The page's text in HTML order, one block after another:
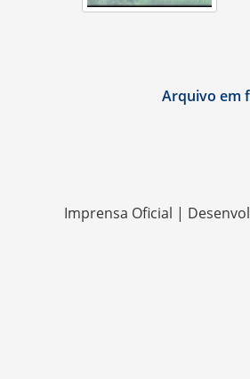
Arquivo em
Imprensa Oficial |